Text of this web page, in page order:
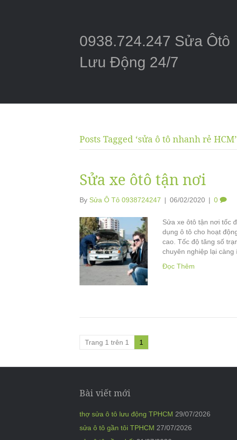
0938.724.247 Sửa Ôtô
Lưu Động 24/7
Posts Tagged ‘sửa ô tô nhanh rẻ HCM’
Sửa xe ôtô tận nơi
By Sửa Ô Tô 0938724247 | 06/02/2020 | 0
Sửa xe ôtô tận nơi tốc
dụng ô tô cho hoạt
cao. Tốc độ tăng số
chuyên nghiệp lại càng
Đọc Thêm
Trang 1 trên 1 1
Bài viết mới
thợ sửa ô tô lưu động TPHCM 29/07/2026
sửa ô tô gần tôi TPHCM 27/07/2026